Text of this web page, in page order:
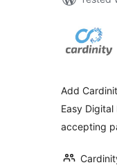
Add
Easy
accepting